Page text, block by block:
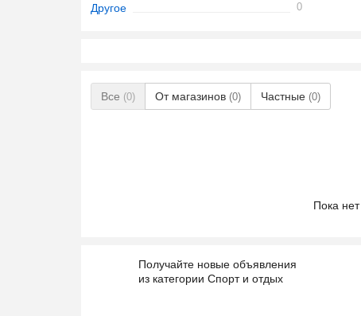
Другое 0
Все (0) От магазинов (0) Частные (0)
Пока
Получайте новые объявления
из категории Спорт и отдых